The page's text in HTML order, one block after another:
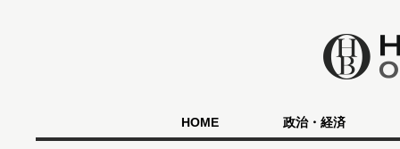
HOME 政治・経済